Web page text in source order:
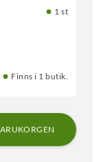
1 st
Finns i 1 butik.